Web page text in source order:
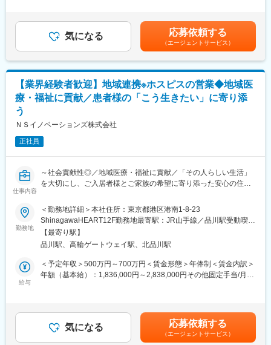
す。
・入居希望者およびご家族の見学対応
・本部及び施設内の運営会議等への出席と活動報告
・お問い合わせ帳票への記録と管理
・新規施設候補の市場調査
値提供できる営業へ成長可能です。
・不動産営業の住環境提案経験を活かしながら、医療ケアを受け
きます。
・件数やノルマ重視から脱却し、顧客一人ひとりに向き合う営業
スタイルへ転換可能です。
・出張中の勤務日に限り、日当を1日あたり2,000円支給。
・1か月以上の長期出張者は、出張先から自宅までの往復交通費を
または賃貸アパートの使用を命じる場合があります。その場合、
入居に係る初期費用、家賃、水道光熱費は会社が負担いたしま
含む）＜昇給有無＞有＜残業手当＞有賃金はあくまでも目安の金
額であり、選考を通じて上下する可能性があります。月給(月額)は
固定手当を含めた表記です。
気になる 応募依頼する
（エージェントサービス）
【業界経験者歓迎】地域連携※ホスピスの営業◆地域医
療・福祉に貢献／患者様の「こう生きたい」に寄り添
う
ＮＳイノベーションズ株式会社
正社員
仕事内容
～社会貢献性◎／地域医療・福祉に貢献／「その人らしい生活」
を大切にし、ご入居者様とご家族の希望に寄り添った安心の住環
■業務内容：
より多くのがん末期や神経難病の患者様の「こう生きたい、こう
生活したい」を実現するため、病院や施設に対して医療対応型ホ
ーム【リヤンド-絆-】の提案営業をお任せいたします。
■ミッション：
新しい訪問先だけでなく、既存の訪問先にも何度も訪れることが
あるため、関係を素早く築く能力と、時間をかけて関係を深める
能力の両方が活躍できる場があります。
勤務地
＜勤務地詳細＞本社住所：東京都港区港南1-8-23
ShinagawaHEART12F勤務地最寄駅：JR山手線／品川駅受動喫煙
対策：屋内全面禁煙変更の範囲：会社の定める事業所
【最寄り駅】
品川駅、高輪ゲートウェイ駅、北品川駅
給与
＜予定年収＞500万円～700万円＜賃金形態＞年俸制＜賃金内訳＞
年額（基本給）：1,836,000円～2,838,000円その他固定手当/月：
含む）＜昇給有無＞有＜残業手当＞有賃金はあくまでも目安の金
額であり、選考を通じて上下する可能性があります。月給(月額)は
固定手当を含めた表記です。
気になる 応募依頼する
（エージェントサービス）